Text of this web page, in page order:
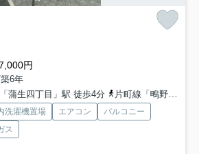
円
6年
蒲生四丁目」駅 徒歩4分
片町線「鴫野」駅 徒歩9分
洗濯機置場 エアコン
バルコニー
ス